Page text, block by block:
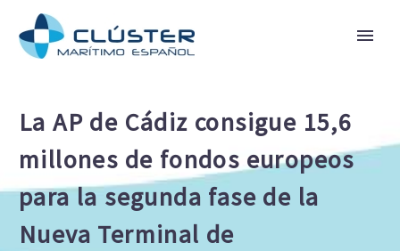
La AP de Cádiz consigue 15,6
millones de fondos europeos
para la segunda fase de la
Nueva Terminal de